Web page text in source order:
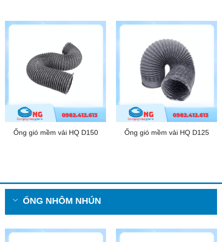
Ống gió mềm vải HQ D150 Ống gió mềm vải HQ D125
ỐNG NHÔM NHÚN